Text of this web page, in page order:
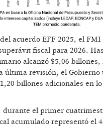
acuerdo EFF 2025, el
fiscal para 2026.
alcanzó $5,06
última revisión, el Gobierno
billones adicionales en
durante el primer
acumulado representó el